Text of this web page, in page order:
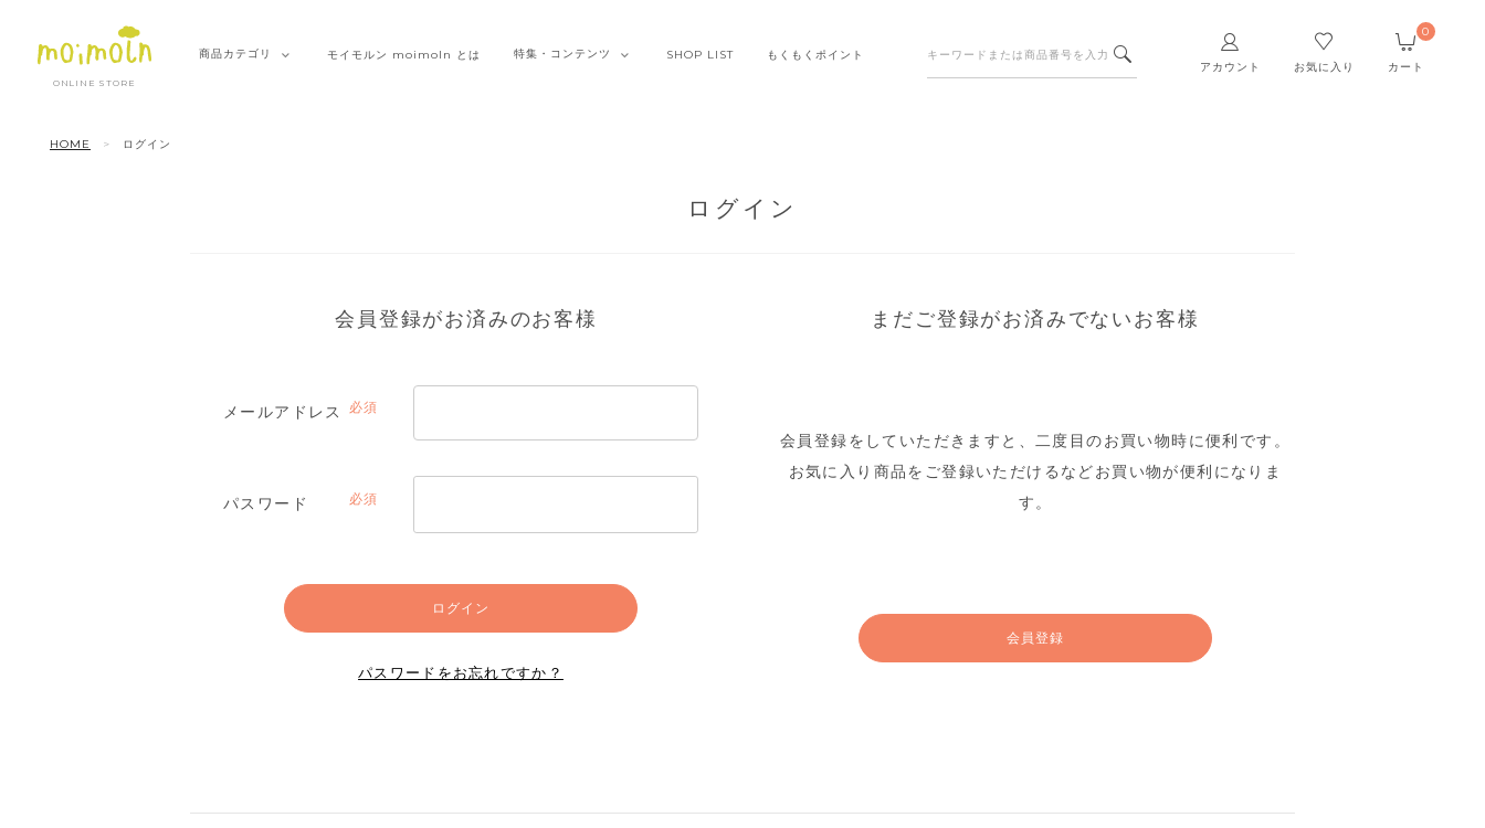
ONLINE STORE
アカウント お気に入り カート
0
商品カテゴリ モイモルン moimoln とは 特集・ コンテンツ SHOP LIST もくもくポイント
HOME ログイン
ログイン
会員登録がお済みのお客様
メールアドレス
パスワード
ログイン
パスワードをお忘れですか？
まだご登録がお済みでないお客様
会員登録をしていただきますと、二度目のお買い物時に便利です。
お気に入り商品をご登録いただけるなどお買い物が便利になりま
す。
会員登録